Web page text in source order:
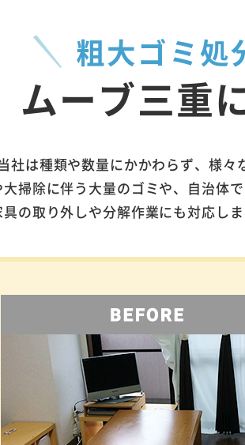
粗大ゴミ処
ムーブ三重
社は種類や数量にかかわらず、様々
掃除に伴う大量のゴミや、自治体
の取り外しや分解作業にも対応し